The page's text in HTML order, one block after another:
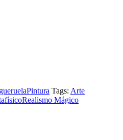
Pintura Tags: Arte
Realismo Mágico